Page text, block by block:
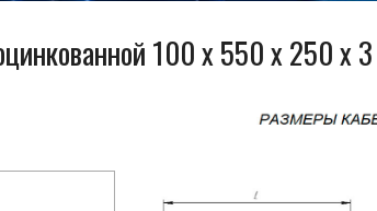
100 x 550 x 250 x